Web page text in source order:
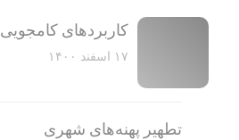
کاربرد‌های کامجویی
۱۷ اسفند ۱۴۰۰
تطهیر پهنه‌های شهری